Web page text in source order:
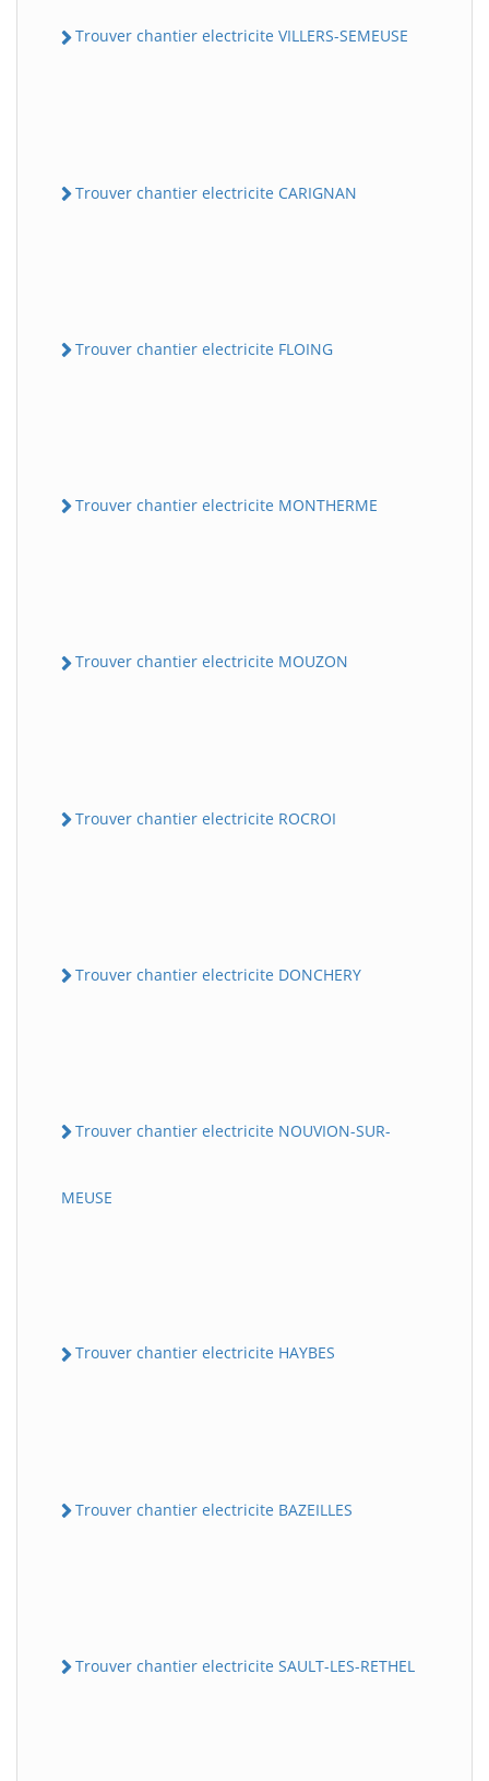
Trouver chantier electricite VILLERS-SEMEUSE
Trouver chantier electricite CARIGNAN
Trouver chantier electricite FLOING
Trouver chantier electricite MONTHERME
Trouver chantier electricite MOUZON
Trouver chantier electricite ROCROI
Trouver chantier electricite DONCHERY
Trouver chantier electricite NOUVION-SUR-
MEUSE
Trouver chantier electricite HAYBES
Trouver chantier electricite BAZEILLES
Trouver chantier electricite SAULT-LES-RETHEL